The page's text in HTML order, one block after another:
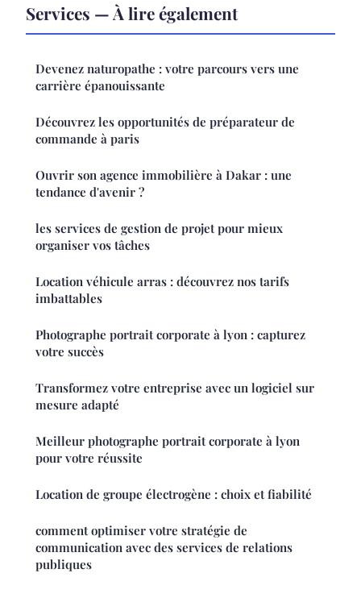
Services — À lire également
Devenez naturopathe : votre parcours vers une
carrière épanouissante
Découvrez les opportunités de préparateur de
commande à paris
Ouvrir son agence immobilière à Dakar : une
tendance d'avenir ?
les services de gestion de projet pour mieux
organiser vos tâches
Location véhicule arras : découvrez nos tarifs
imbattables
Photographe portrait corporate à lyon : capturez
votre succès
Transformez votre entreprise avec un logiciel sur
mesure adapté
Meilleur photographe portrait corporate à lyon
pour votre réussite
Location de groupe électrogène : choix et fiabilité
comment optimiser votre stratégie de
communication avec des services de relations
publiques